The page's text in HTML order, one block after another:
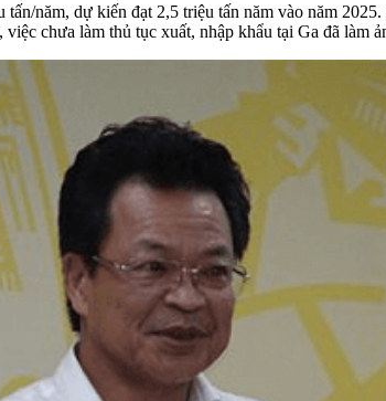
năm, dự kiến đạt 2,5 triệu tấn năm vào năm
chưa làm thủ tục xuất, nhập khẩu tại Ga đã làm